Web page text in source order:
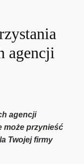
agencji
agencji
może przynieść
Twojej firmy